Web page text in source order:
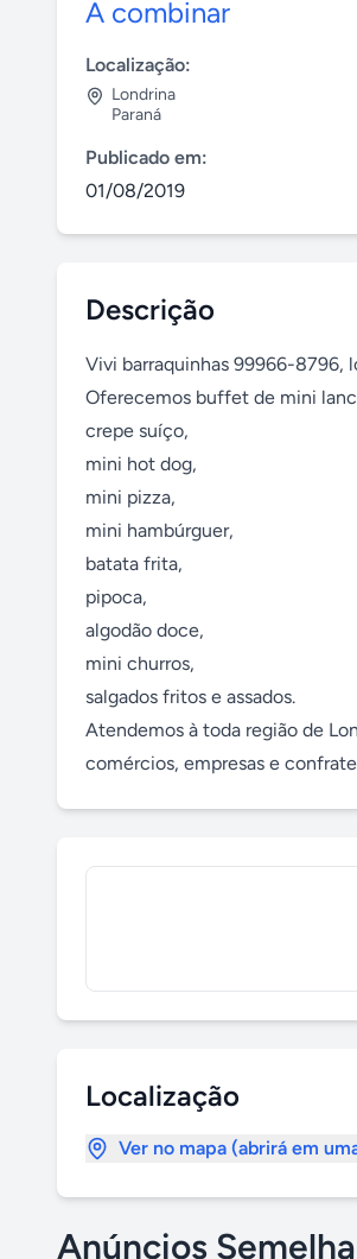
A combinar
Localização:
Londrina
Paraná
Publicado em:
01/08/2019
Descrição
Vivi barraquinhas 99966-8796,
Oferecemos buffet de mini
crepe suíço,
mini hot dog,
mini pizza,
mini hambúrguer,
batata frita,
pipoca,
algodão doce,
mini churros,
salgados fritos e assados.
Atendemos à toda região de
comércios, empresas e
Localização
Ver no mapa (abrirá em
Anúncios